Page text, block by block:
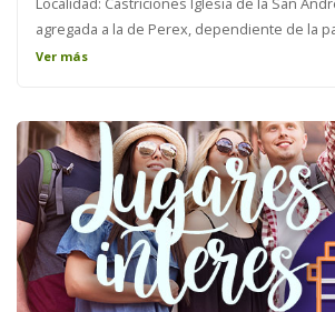
agregada a la de Perex, dependiente de la
Momediano en el Arciprestazgo de Medina
Ver más